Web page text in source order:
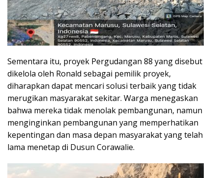
Sementara itu, proyek Pergudangan 88 yang disebut
dikelola oleh Ronald sebagai pemilik proyek,
diharapkan dapat mencari solusi terbaik yang tidak
merugikan masyarakat sekitar. Warga menegaskan
bahwa mereka tidak menolak pembangunan, namun
menginginkan pembangunan yang memperhatikan
kepentingan dan masa depan masyarakat yang telah
lama menetap di Dusun Corawalie.